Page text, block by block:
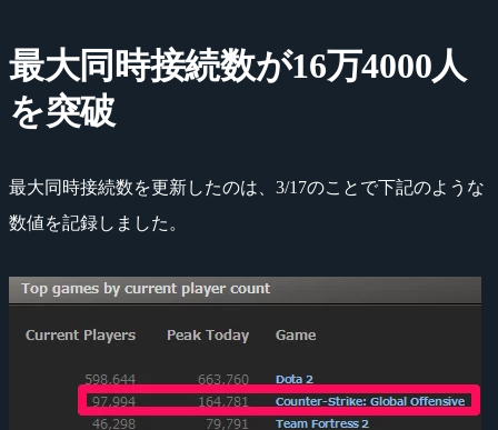
最大同時接続数が16万4000人
を突破
最大同時接続数を更新したのは、3/17のことで下記のような
数値を記録しました。